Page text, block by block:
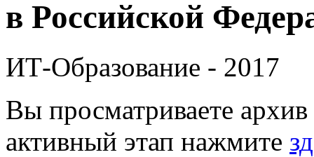
в Российской
ИТ-Образование - 2017
Вы просматриваете
активный этап нажмите